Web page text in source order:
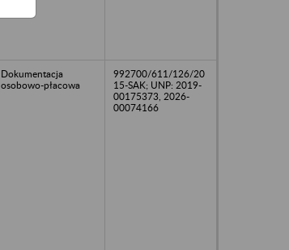
Dokumentacja
osobowo-płacowa
992700/611/126/20
15-SAK; UNP: 2019-
00175373, 2026-
00074166